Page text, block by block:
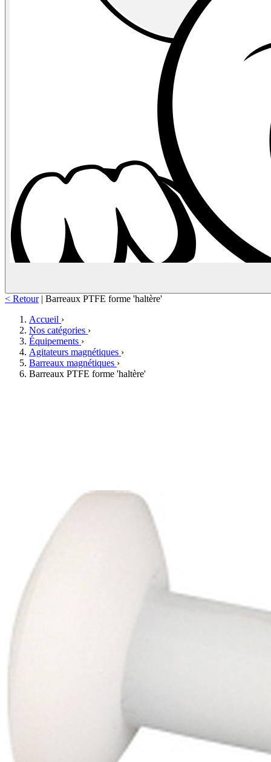
< Retour | Barreaux PTFE forme 'haltère'
Accueil ›
Nos catégories ›
Équipements ›
Agitateurs magnétiques ›
Barreaux magnétiques ›
Barreaux PTFE forme 'haltère'